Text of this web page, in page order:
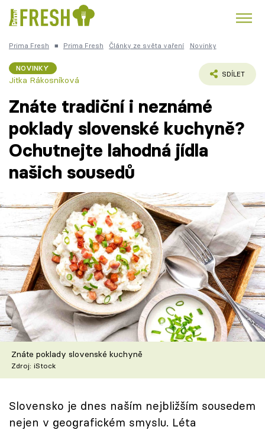
Česká kuchyně
Témata
Recepty
Články
TV Program
Škola vaření
Recepty z TV
Speciál: Cuketa
Těhotnej kuchař
Prima Fresh ■ Prima Fresh Články ze světa vaření Novinky
NOVINKY
Jitka Rákosníková
SDÍLET
Znáte tradiční i neznámé
poklady slovenské kuchyně?
Ochutnejte lahodná jídla
našich sousedů
Znáte poklady slovenské kuchyně
Zdroj: iStock
Slovensko je dnes naším nejbližším sousedem
nejen v geografickém smyslu. Léta